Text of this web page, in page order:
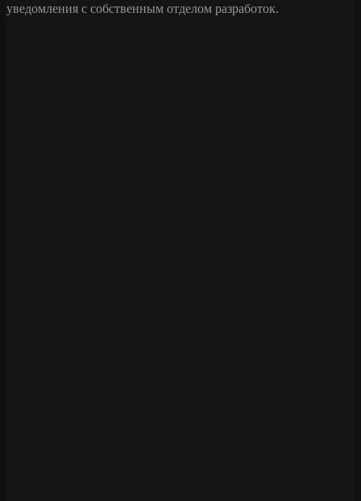
уведомления с собственным отделом разработок.